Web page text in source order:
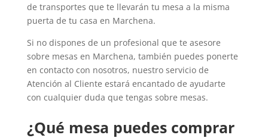
de transportes que te llevarán tu mesa a la misma
puerta de tu casa en Marchena.
Si no dispones de un profesional que te asesore
sobre mesas en Marchena, también puedes ponerte
en contacto con nosotros, nuestro servicio de
Atención al Cliente estará encantado de ayudarte
con cualquier duda que tengas sobre mesas.
¿Qué mesa puedes comprar